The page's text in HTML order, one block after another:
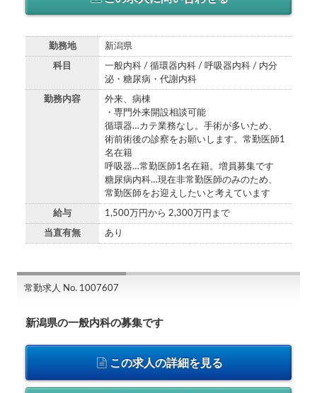
勤務地 新潟県
科目
一般内科 / 循環器内科 / 呼吸器内科 / 内分
泌・糖尿病・代謝内科
勤務内容
外来、病棟
・専門外来開設相談可能
循環器…カテ業務なし。手術が多いため、
術前術後の診察をお願いします。常勤医師1
名在籍
呼吸器…常勤医師1名在籍。増員募集です
糖尿病内科…現在非常勤医師のみのため、
常勤医師をお迎えしたいと考えています
給与 1,500万円から 2,300万円まで
当直有無 あり
常勤求人 No. 1007607
新潟県の一般内科の募集です
この求人の詳細を見る